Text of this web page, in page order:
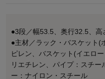
●3段／幅53.5、奥行32.5、高
●主材／ラック・バスケット(
ピレン、バスケット(イエロ
リエチレン、パイプ：スチ
ー：ナイロン・スチール